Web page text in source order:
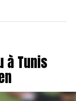
à Tunis